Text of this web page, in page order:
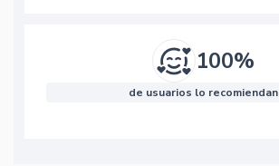
100%
de usuarios lo recomiendan